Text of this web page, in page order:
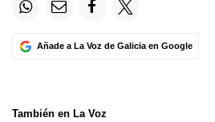
Añade a La Voz de Galicia en Google
También en La Voz